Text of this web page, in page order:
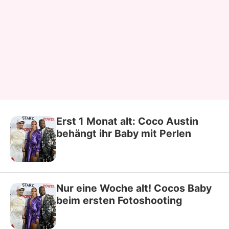
Erst 1 Monat alt: Coco Austin
behängt ihr Baby mit Perlen
Nur eine Woche alt! Cocos Baby
beim ersten Fotoshooting